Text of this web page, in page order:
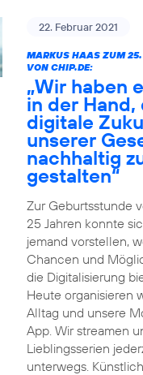
22. Februar 2021
MARKUS HAAS ZUM 25.
VON CHIP.DE:
„Wir haben
in der Hand,
digitale
unserer
nachhaltig
gestalten“
Zur Geburtsstunde
25 Jahren konnte
jemand vorstellen,
Chancen und
die Digitalisierung
Heute organisieren
Alltag und unsere
App. Wir streamen
Lieblingsserien
unterwegs.